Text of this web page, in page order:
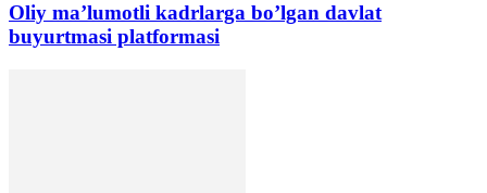
Oliy ma’lumotli kadrlarga bo’lgan davlat
buyurtmasi platformasi